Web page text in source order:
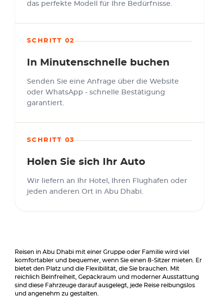
das perfekte Modell für Ihre Bedürfnisse.
SCHRITT 02
In Minutenschnelle buchen
Senden Sie eine Anfrage über die Website
oder WhatsApp - schnelle Bestätigung
garantiert.
SCHRITT 03
Holen Sie sich Ihr Auto
Wir liefern an Ihr Hotel, Ihren Flughafen oder
jeden anderen Ort in Abu Dhabi.
Reisen in Abu Dhabi mit einer Gruppe oder Familie wird viel
komfortabler und bequemer, wenn Sie einen 8-Sitzer mieten. Er
bietet den Platz und die Flexibilität, die Sie brauchen. Mit
reichlich Beinfreiheit, Gepäckraum und moderner Ausstattung
sind diese Fahrzeuge darauf ausgelegt, jede Reise reibungslos
und angenehm zu gestalten.